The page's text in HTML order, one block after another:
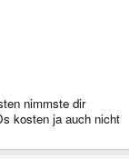
nimmste dir
kosten ja auch nicht